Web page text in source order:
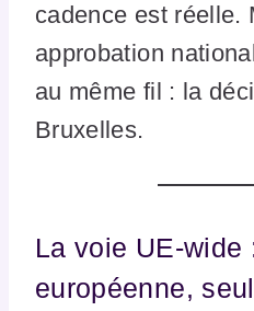
cadence est réelle.
approbation
au même fil : la
Bruxelles.
La voie UE-wide
européenne,